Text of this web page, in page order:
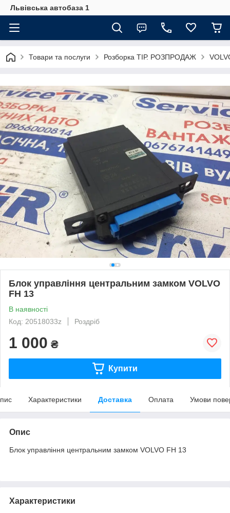
Львівська автобаза 1
Товари та послуги Розборка ТІР. РОЗПРОДАЖ
Блок управління центральним замком VOLVO
FH 13
В наявності
Код: 20518033z
Роздріб
1 000 ₴
Купити
Характеристики Доставка Оплата Умови
Опис
Блок управління центральним замком VOLVO FH 13
Характеристики